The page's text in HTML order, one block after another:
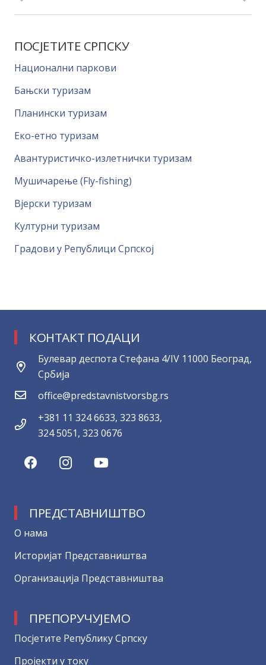
ПОСЈЕТИТЕ СРПСКУ
Национални паркови
Бањски туризам
Планински туризам
Еко-етно туризам
Авантуристичко-излетнички туризам
Мушичарење (Fly-fishing)
Вјерски туризам
Културни туризам
Градови у Републици Српској
КОНТАКТ ПОДАЦИ
Булевар деспота Стефана 4/IV 11000 Београд,
Србија
office@predstavnistvorsbg.rs
+381 11 324 6633, 323 8633,
324 5051, 323 0676
ПРЕДСТАВНИШТВО
О нама
Историјат Представништва
Организација Представништва
ПРЕПОРУЧУЈЕМО
Посјетите Републику Српску
Пројекти у току